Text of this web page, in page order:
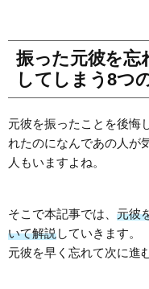
振った元彼を忘
してしまう8つ
元彼を振ったことを後悔
れたのになんであの人が
人もいますよね。
そこで本記事では、 元彼
いて解説していきます。
元彼を早く忘れて次に進